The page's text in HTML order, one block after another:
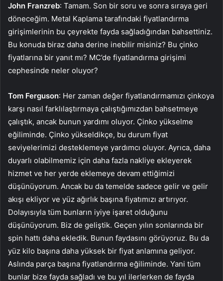
John Franzreb: Tamam. Son bir soru ve sonra sıraya geri
döneceğim. Metal Kaplama tarafındaki fiyatlandırma
girişimlerinin bu çeyrekte fayda sağladığından bahsettiniz.
Bu konuda biraz daha derine inebilir misiniz? Bu çinko
fiyatlarına bir yanıt mı? MC’de fiyatlandırma girişimi
cephesinde neler oluyor?
Tom Ferguson: Her zaman değer fiyatlandırmamızı çinkoya
karşı nasıl farklılaştırmaya çalıştığımızdan bahsetmeye
çalıştık, ancak bunun yardımı oluyor. Çinko yükselme
eğiliminde. Çinko yükseldikçe, bu durum fiyat
seviyelerimizi desteklemeye yardımcı oluyor. Ayrıca, daha
duyarlı olabilmemiz için daha fazla nakliye ekleyerek
hizmet ve her yerde eklemeye devam ettiğimizi
düşünüyorum. Ancak bu da temelde sadece gelir ve gelir
akışı ekliyor ve yüz ağırlık başına fiyatımızı artırıyor.
Dolayısıyla tüm bunların iyiye işaret olduğunu
düşünüyorum. Biz de geliştik. Geçen yılın sonlarında bir
spin hattı daha ekledik. Bunun faydasını görüyoruz. Bu da
yüz kilo başına daha yüksek bir fiyat anlamına geliyor.
Aslında parça başına fiyatlandırma eğiliminde. Yani tüm
bunlar bize fayda sağladı ve bu yıl ilerlerken de fayda